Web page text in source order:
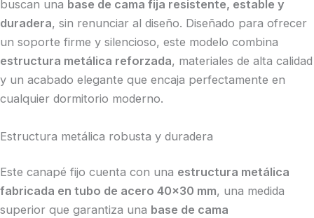
buscan una base de cama fija resistente, estable y
duradera, sin renunciar al diseño. Diseñado para ofrecer
un soporte firme y silencioso, este modelo combina
estructura metálica reforzada, materiales de alta calidad
y un acabado elegante que encaja perfectamente en
cualquier dormitorio moderno.
Estructura metálica robusta y duradera
Este canapé fijo cuenta con una estructura metálica
fabricada en tubo de acero 40×30 mm, una medida
superior que garantiza una base de cama